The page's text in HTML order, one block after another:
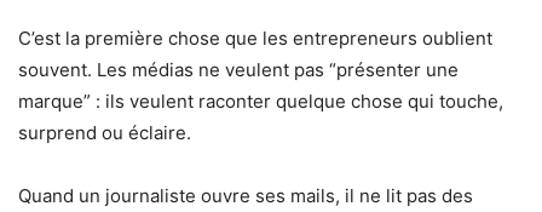
C’est la première chose que les entrepreneurs oublient
souvent. Les médias ne veulent pas “présenter une
marque” : ils veulent raconter quelque chose qui touche,
surprend ou éclaire.
Quand un journaliste ouvre ses mails, il ne lit pas des